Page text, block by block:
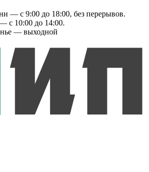
— с 9:00 до 18:00, без перерывов.
с 10:00 до 14:00.
— выходной